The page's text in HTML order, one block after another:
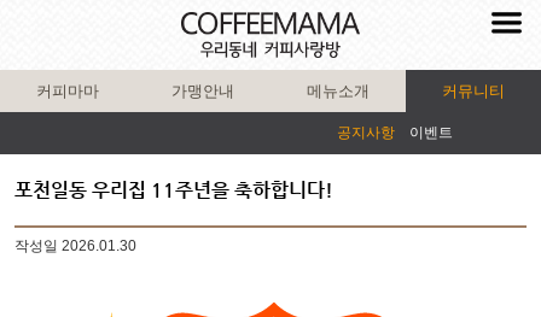
커피마마 가맹안내 메뉴소개 커뮤니티
공지사항 이벤트
포천일동 우리집 11주년을 축하합니다!
작성일 2026.01.30